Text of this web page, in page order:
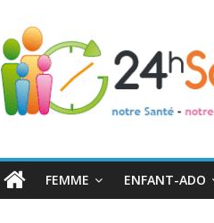
24h
Santé
toute
FEMME ENFANT-ADO